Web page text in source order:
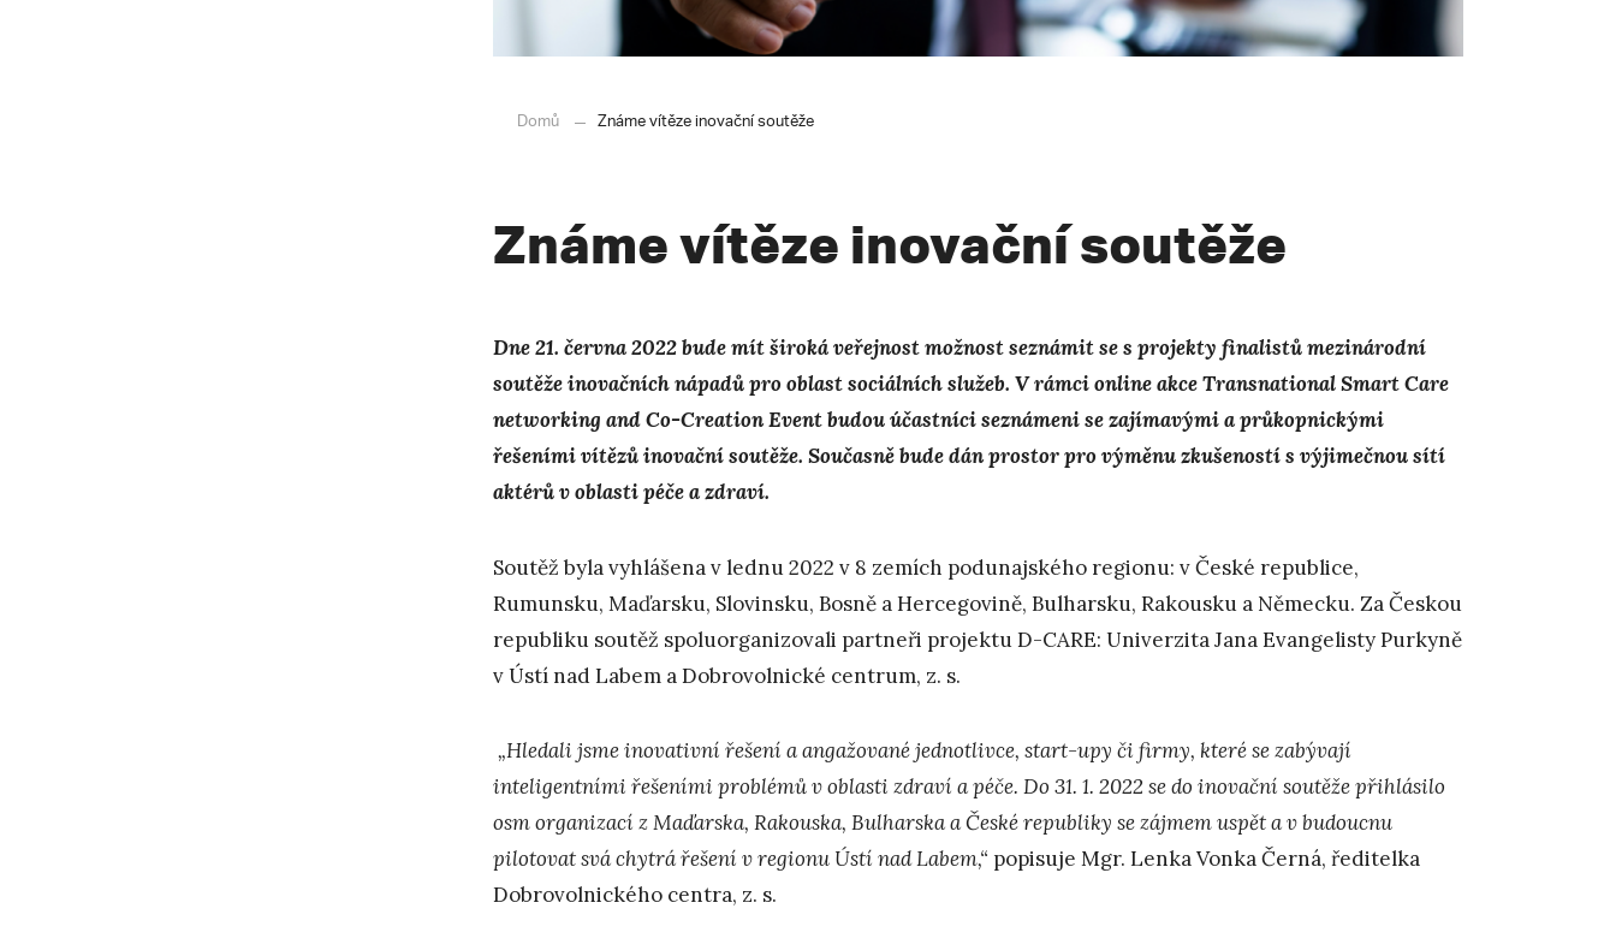
Domů Známe vítěze inovační soutěže
Známe vítěze inovační soutěže
Dne 21. června 2022 bude mít široká veřejnost možnost seznámit se s projekty finalistů mezinárodní
soutěže inovačních nápadů pro oblast sociálních služeb. V rámcionline akce Transnational Smart Care
networking and Co-Creation Event budou účastníci seznámeni se zajímavýmia průkopnickými
řešeními vítězů inovační soutěže. Současně bude dán prostor pro výměnu zkušeností s výjimečnou sítí
aktérů v oblasti péče a zdraví.
Soutěž byla vyhlášena v lednu 2022 v 8 zemích podunajského regionu: v České republice,
Rumunsku, Maďarsku, Slovinsku, Bosně a Hercegovině, Bulharsku, Rakousku a Německu. Za Českou
republiku soutěž spoluorganizovali partneři projektu D-CARE: Univerzita Jana Evangelisty Purkyně
v Ústí nad Labem a Dobrovolnické centrum, z. s.
„Hledali jsme inovativní řešení a angažované jednotlivce, start-upy či firmy, které se zabývají
inteligentními řešeními problémů v oblasti zdraví a péče. Do 31. 1. 2022 se do inovační soutěže přihlásilo
osm organizací z Maďarska, Rakouska, Bulharska a České republiky se zájmem uspět a v budoucnu
pilotovat svá chytrá řešení v regionu Ústí nad Labem,“ popisuje Mgr. Lenka Vonka Černá, ředitelka
Dobrovolnického centra, z. s.